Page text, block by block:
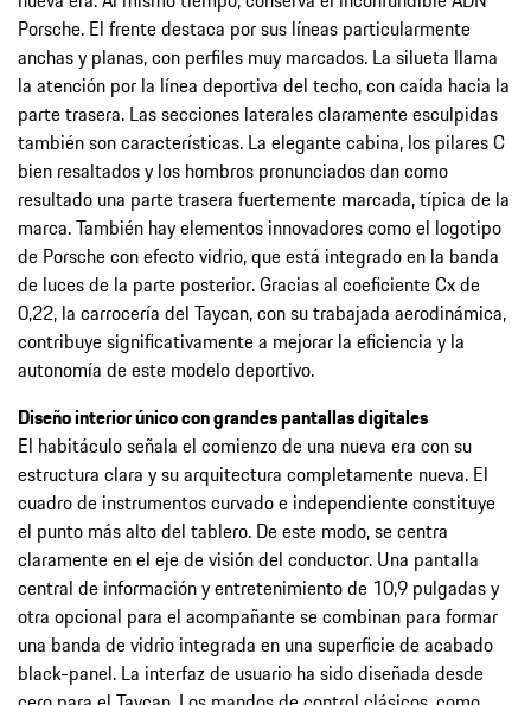
Porsche. El frente destaca por sus líneas particularmente
anchas y planas, con perfiles muy marcados. La silueta llama
la atención por la línea deportiva del techo, con caída hacia la
parte trasera. Las secciones laterales claramente esculpidas
también son características. La elegante cabina, los pilares C
bien resaltados y los hombros pronunciados dan como
resultado una parte trasera fuertemente marcada, típica de la
marca. También hay elementos innovadores como el logotipo
de Porsche con efecto vidrio, que está integrado en la banda
de luces de la parte posterior. Gracias al coeficiente Cx de
0,22, la carrocería del Taycan, con su trabajada aerodinámica,
contribuye significativamente a mejorar la eficiencia y la
autonomía de este modelo deportivo.
Diseño interior único con grandes pantallas digitales
El habitáculo señala el comienzo de una nueva era con su
estructura clara y su arquitectura completamente nueva. El
cuadro de instrumentos curvado e independiente constituye
el punto más alto del tablero. De este modo, se centra
claramente en el eje de visión del conductor. Una pantalla
central de información y entretenimiento de 10,9 pulgadas y
otra opcional para el acompañante se combinan para formar
una banda de vidrio integrada en una superficie de acabado
black-panel. La interfaz de usuario ha sido diseñada desde